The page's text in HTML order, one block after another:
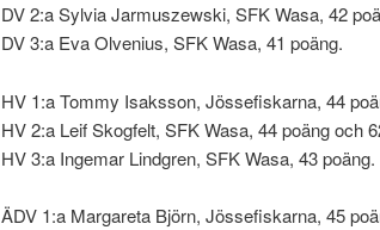
DV 2:a Sylvia Jarmuszewski, SFK Wasa, 42
DV 3:a Eva Olvenius, SFK Wasa, 41 poäng.
HV 1:a Tommy Isaksson, Jössefiskarna, 44
HV 2:a Leif Skogfelt, SFK Wasa, 44 poäng och
HV 3:a Ingemar Lindgren, SFK Wasa, 43 poäng.
ÄDV 1:a Margareta Björn, Jössefiskarna, 45